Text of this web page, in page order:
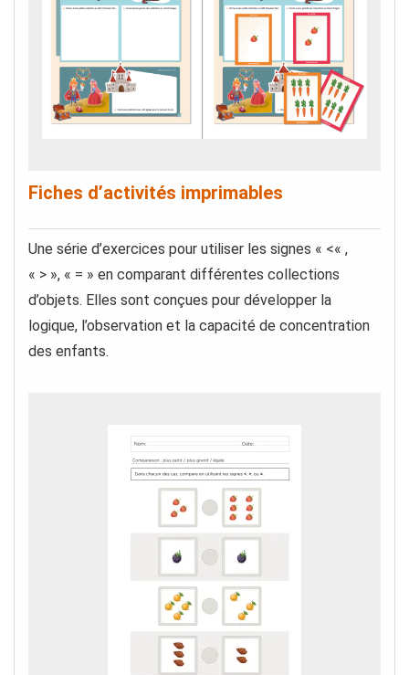
Fiches d’activités imprimables
Une série d’exercices pour utiliser les signes « <« ,
« > », « = » en comparant différentes collections
d’objets. Elles sont conçues pour développer la
logique, l’observation et la capacité de concentration
des enfants.